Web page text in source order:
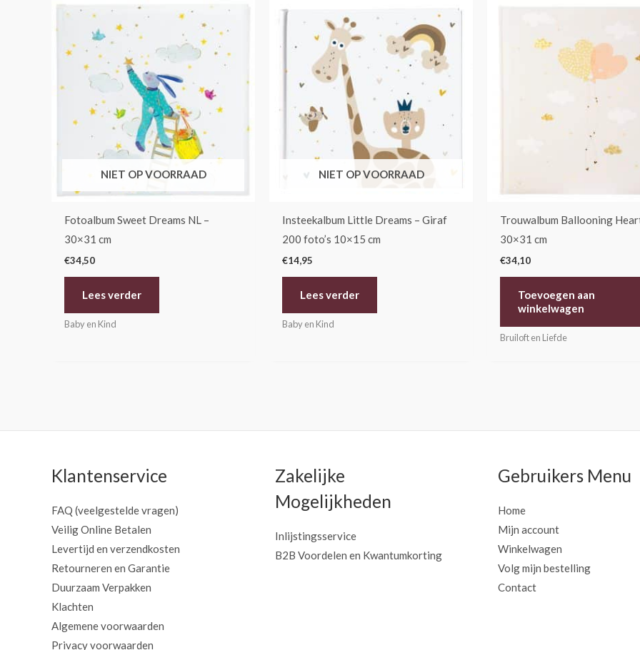
NIET OP VOORRAAD
Fotoalbum Sweet Dreams NL –
30×31 cm
€34,50
Lees verder
Baby en Kind
NIET OP VOORRAAD
Insteekalbum Little Dreams – Giraf
200 foto’s 10×15 cm
€14,95
Lees verder
Baby en Kind
Trouwalbum Ballooning
30×31 cm
€34,10
Toevoegen aan
winkelwagen
Bruiloft en Liefde
Klantenservice
FAQ (veelgestelde vragen)
Veilig Online Betalen
Levertijd en verzendkosten
Retourneren en Garantie
Duurzaam Verpakken
Klachten
Algemene voorwaarden
Privacy voorwaarden
Zakelijke
Mogelijkheden
Inlijstingsservice
B2B Voordelen en Kwantumkorting
Gebruikers Menu
Home
Mijn account
Winkelwagen
Volg mijn bestelling
Contact